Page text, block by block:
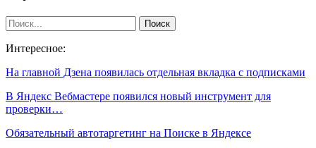
Интересное:
На главной Дзена появилась отдельная вкладка с подписками
В Яндекс Вебмастере появился новый инструмент для
проверки…
Обязательный автотаргетинг на Поиске в Яндексе